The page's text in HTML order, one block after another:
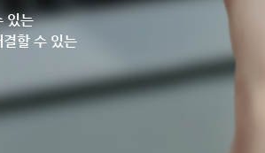
있는
할 수 있는